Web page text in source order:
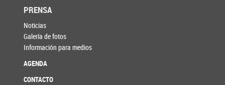
PRENSA
Noticias
Galería de fotos
Información para medios
AGENDA
CONTACTO